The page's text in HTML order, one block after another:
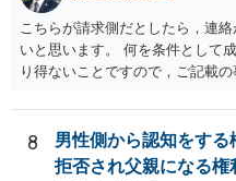
こちらが請求側だとしたら，連
いと思います。 何を条件として
り得ないことですので，ご記載
せずに続いていることも，いず
士の考え方によります。
8
男性側から認知をす
拒否され父親になる権